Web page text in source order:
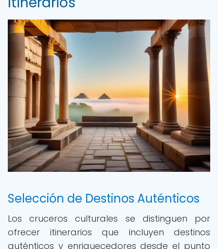
Selección de Destinos Auténticos
Los cruceros culturales se distinguen por
ofrecer itinerarios que incluyen destinos
auténticos y enriquecedores desde el punto